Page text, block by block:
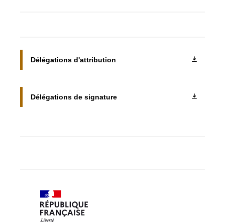
Délégations d'attribution
Délégations de signature